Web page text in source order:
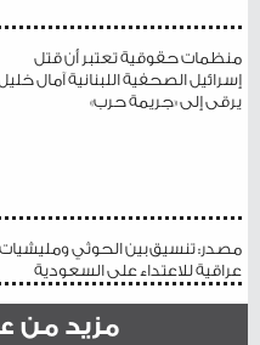
منظمات حقوقية تعتبر أن قتل
إسرائيل الصحفية اللبنانية آمال
يرقى إلى «جريمة حرب»
مصدر: تنسيق بين الحوثي ومليشيات
عراقية للاعتداء على السعودية
مزيد من